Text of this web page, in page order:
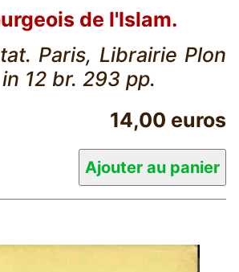
de l'Islam.
Paris, Librairie Plon
12 br. 293 pp.
14,00 euros